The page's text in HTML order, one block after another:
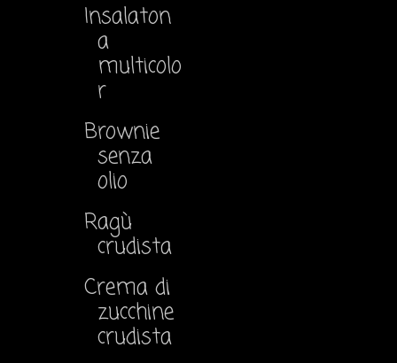
Insalaton
a
multicolo
r
Brownie
senza
olio
Ragù
crudista
Crema di
zucchine
crudista